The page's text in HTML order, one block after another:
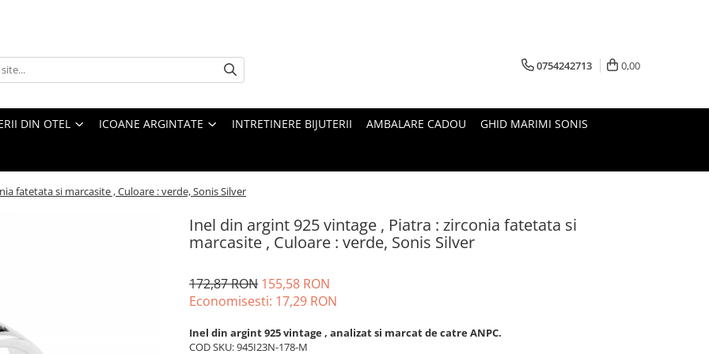
0754242713 0,00
DIN OTEL ICOANE ARGINTATE INTRETINERE BIJUTERII AMBALARE CADOU GHID MARIMI SONIS
fatetata si marcasite , Culoare : verde, Sonis Silver
Inel din argint 925 vintage , Piatra : zirconia fatetata si
marcasite , Culoare : verde, Sonis Silver
172,87 RON 155,58 RON
Economisesti: 17,29 RON
Inel din argint 925 vintage , analizat si marcat de catre ANPC.
COD SKU: 945I23N-178-M